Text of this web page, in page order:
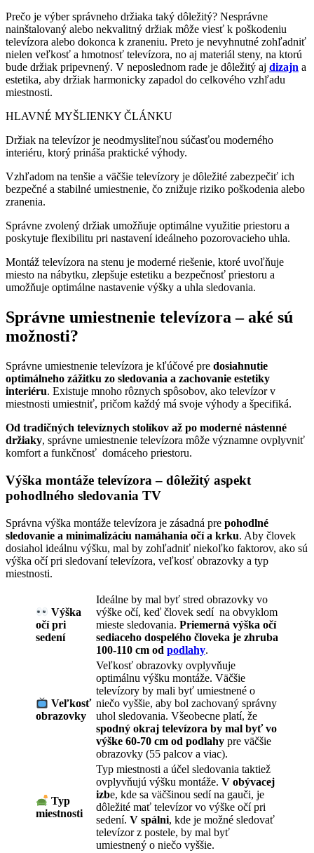
Prečo je výber správneho držiaka taký dôležitý? Nesprávne
nainštalovaný alebo nekvalitný držiak môže viesť k poškodeniu
televízora alebo dokonca k zraneniu. Preto je nevyhnutné zohľadniť
nielen veľkosť a hmotnosť televízora, no aj materiál steny, na ktorú
bude držiak pripevnený. V neposlednom rade je dôležitý aj dizajn a
estetika, aby držiak harmonicky zapadol do celkového vzhľadu
miestnosti.
HLAVNÉ MYŠLIENKY ČLÁNKU
Držiak na televízor je neodmysliteľnou súčasťou moderného
interiéru, ktorý prináša praktické výhody.
Vzhľadom na tenšie a väčšie televízory je dôležité zabezpečiť ich
bezpečné a stabilné umiestnenie, čo znižuje riziko poškodenia alebo
zranenia.
Správne zvolený držiak umožňuje optimálne využitie priestoru a
poskytuje flexibilitu pri nastavení ideálneho pozorovacieho uhla.
Montáž televízora na stenu je moderné riešenie, ktoré uvoľňuje
miesto na nábytku, zlepšuje estetiku a bezpečnosť priestoru a
umožňuje optimálne nastavenie výšky a uhla sledovania.
Správne umiestnenie televízora – aké sú
možnosti?
Správne umiestnenie televízora je kľúčové pre dosiahnutie
optimálneho zážitku zo sledovania a zachovanie estetiky
interiéru. Existuje mnoho rôznych spôsobov, ako televízor v
miestnosti umiestniť, pričom každý má svoje výhody a špecifiká.
Od tradičných televíznych stolíkov až po moderné nástenné
držiaky, správne umiestnenie televízora môže významne ovplyvniť
komfort a funkčnosť domáceho priestoru.
Výška montáže televízora – dôležitý aspekt
pohodlného sledovania TV
Správna výška montáže televízora je zásadná pre pohodlné
sledovanie a minimalizáciu namáhania očí a krku. Aby človek
dosiahol ideálnu výšku, mal by zohľadniť niekoľko faktorov, ako sú
výška očí pri sledovaní televízora, veľkosť obrazovky a typ
miestnosti.
Výška
očí pri
sedení
Ideálne by mal byť stred obrazovky vo
výške očí, keď človek sedí na obvyklom
mieste sledovania. Priemerná výška očí
sediaceho dospelého človeka je zhruba
100-110 cm od podlahy.
Veľkosť
obrazovky
Veľkosť obrazovky ovplyvňuje
optimálnu výšku montáže. Väčšie
televízory by mali byť umiestnené o
niečo vyššie, aby bol zachovaný správny
uhol sledovania. Všeobecne platí, že
spodný okraj televízora by mal byť vo
výške 60-70 cm od podlahy pre väčšie
obrazovky (55 palcov a viac).
Typ
miestnosti
Typ miestnosti a účel sledovania taktiež
ovplyvňujú výšku montáže. V obývacej
izbe, kde sa väčšinou sedí na gauči, je
dôležité mať televízor vo výške očí pri
sedení. V spálni, kde je možné sledovať
televízor z postele, by mal byť
umiestnený o niečo vyššie.